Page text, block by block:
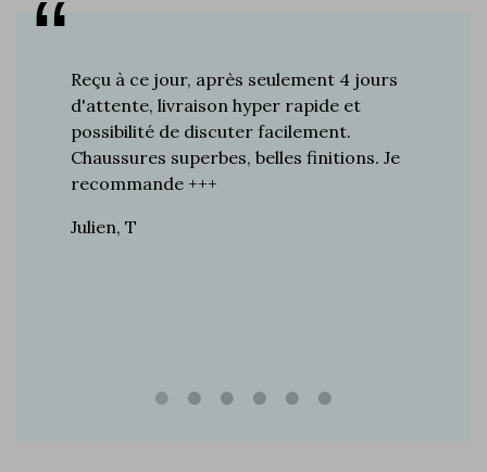
Reçu à ce jour, après seulement 4 jours
d'attente, livraison hyper rapide et
possibilité de discuter facilement.
Chaussures superbes, belles finitions. Je
recommande +++
Julien, T